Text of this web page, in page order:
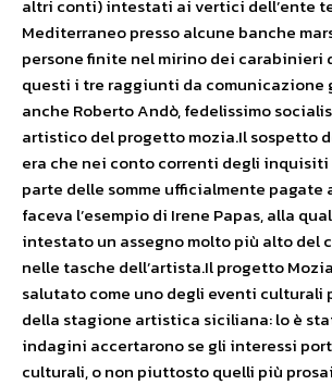
altri conti) intestati ai vertici dell’ente
Mediterraneo presso alcune banche
persone finite nel mirino dei carabinieri
questi i tre raggiunti da comunicazione
anche Roberto Andò, fedelissimo
artistico del progetto mozia.Il sospetto
era che nei conto correnti degli
parte delle somme ufficialmente pagate
faceva l’esempio di Irene Papas, alla
intestato un assegno molto più alto del
nelle tasche dell’artista.Il progetto
salutato come uno degli eventi culturali
della stagione artistica siciliana: lo è
indagini accertarono se gli interessi
culturali, o non piuttosto quelli più